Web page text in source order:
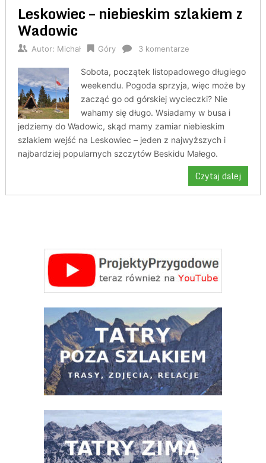
Leskowiec – niebieskim szlakiem z
Wadowic
Autor: Michał Góry 3 komentarze
Sobota, początek listopadowego długiego
weekendu. Pogoda sprzyja, więc może by
zacząć go od górskiej wycieczki? Nie
wahamy się długo. Wsiadamy w busa i
jedziemy do Wadowic, skąd mamy zamiar niebieskim
szlakiem wejść na Leskowiec – jeden z najwyższych i
najbardziej popularnych szczytów Beskidu Małego.
Czytaj dalej